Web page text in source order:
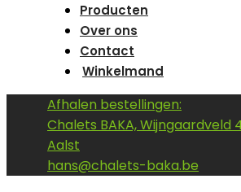
Producten
Over ons
Contact
Winkelmand
Afhalen bestellingen:
Chalets BAKA, Wijngaardveld
Aalst
hans@chalets-baka.be